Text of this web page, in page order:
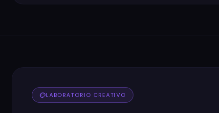
paletteLABORATORIO CREATIVO